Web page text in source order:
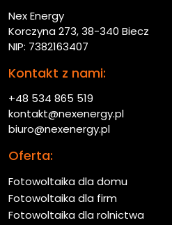
Nex Energy
Korczyna 273, 38-340 Biecz
NIP: 7382163407
Kontakt z nami:
+48 534 865 519
kontakt@nexenergy.pl
biuro@nexenergy.pl
Oferta:
Fotowoltaika dla domu
Fotowoltaika dla firm
Fotowoltaika dla rolnictwa